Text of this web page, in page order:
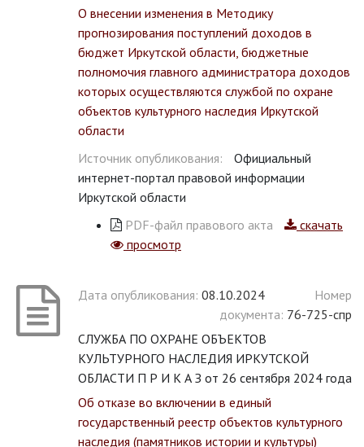
О внесении изменения в Методику
прогнозирования поступлений доходов в
бюджет Иркутской области, бюджетные
полномочия главного администратора доходов
которых осуществляются службой по охране
объектов культурного наследия Иркутской
области
Источник опубликования:
Официальный
интернет-портал правовой информации
Иркутской области
PDF-файл правового акта
скачать
просмотр
Дата опубликования: 08.10.2024
Номер
документа: 76-725-спр
СЛУЖБА ПО ОХРАНЕ ОБЪЕКТОВ
КУЛЬТУРНОГО НАСЛЕДИЯ ИРКУТСКОЙ
ОБЛАСТИ П Р И К А З от 26 сентября 2024 года
Об отказе во включении в единый
государственный реестр объектов культурного
наследия (памятников истории и культуры)